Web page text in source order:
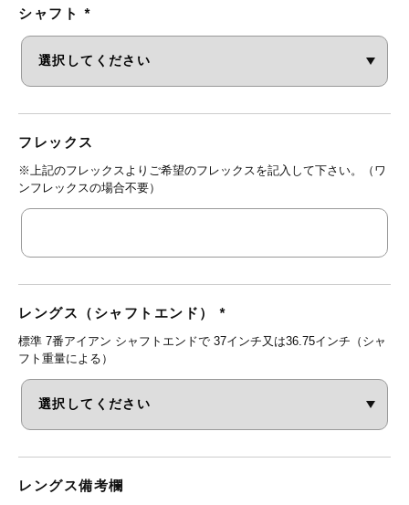
シャフト *
フレックス
※上記のフレックスよりご希望のフレックスを記入して下さい。（ワ
ンフレックスの場合不要）
レングス（シャフトエンド） *
標準 7番アイアン シャフトエンドで 37インチ又は36.75インチ（シャ
フト重量による）
レングス備考欄